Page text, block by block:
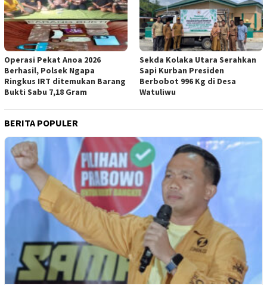
Operasi Pekat Anoa 2026
Berhasil, Polsek Ngapa
Ringkus IRT ditemukan Barang
Bukti Sabu 7,18 Gram
Sekda Kolaka Utara Serahkan
Sapi Kurban Presiden
Berbobot 996 Kg di Desa
Watuliwu
BERITA POPULER